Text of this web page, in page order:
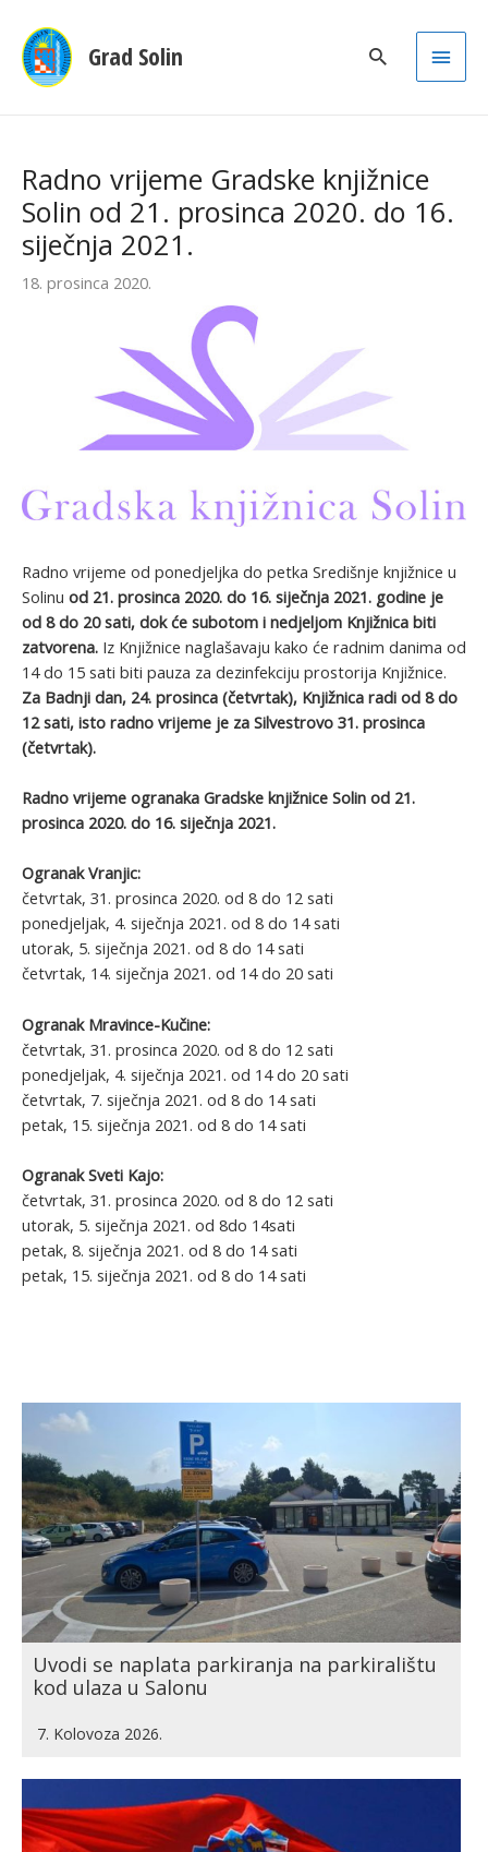
Grad Solin
Main
Radno vrijeme Gradske knjižnice
Solin od 21. prosinca 2020. do 16.
siječnja 2021.
18. prosinca 2020.
Radno vrijeme od ponedjeljka do petka Središnje knjižnice u
Solinu od 21. prosinca 2020. do 16. siječnja 2021. godine je
od 8 do 20 sati, dok će subotom i nedjeljom Knjižnica biti
zatvorena. Iz Knjižnice naglašavaju kako će radnim danima od
14 do 15 sati biti pauza za dezinfekciju prostorija Knjižnice.
Za Badnji dan, 24. prosinca (četvrtak), Knjižnica radi od 8 do
12 sati, isto radno vrijeme je za Silvestrovo 31. prosinca
(četvrtak).
Radno vrijeme ogranaka Gradske knjižnice Solin od 21.
prosinca 2020. do 16. siječnja 2021.
Ogranak Vranjic:
četvrtak, 31. prosinca 2020. od 8 do 12 sati
ponedjeljak, 4. siječnja 2021. od 8 do 14 sati
utorak, 5. siječnja 2021. od 8 do 14 sati
četvrtak, 14. siječnja 2021. od 14 do 20 sati
Ogranak Mravince-Kučine:
četvrtak, 31. prosinca 2020. od 8 do 12 sati
ponedjeljak, 4. siječnja 2021. od 14 do 20 sati
četvrtak, 7. siječnja 2021. od 8 do 14 sati
petak, 15. siječnja 2021. od 8 do 14 sati
Ogranak Sveti Kajo:
četvrtak, 31. prosinca 2020. od 8 do 12 sati
utorak, 5. siječnja 2021. od 8do 14sati
petak, 8. siječnja 2021. od 8 do 14 sati
petak, 15. siječnja 2021. od 8 do 14 sati
Uvodi se naplata parkiranja na parkiralištu
kod ulaza u Salonu
7. Kolovoza 2026.